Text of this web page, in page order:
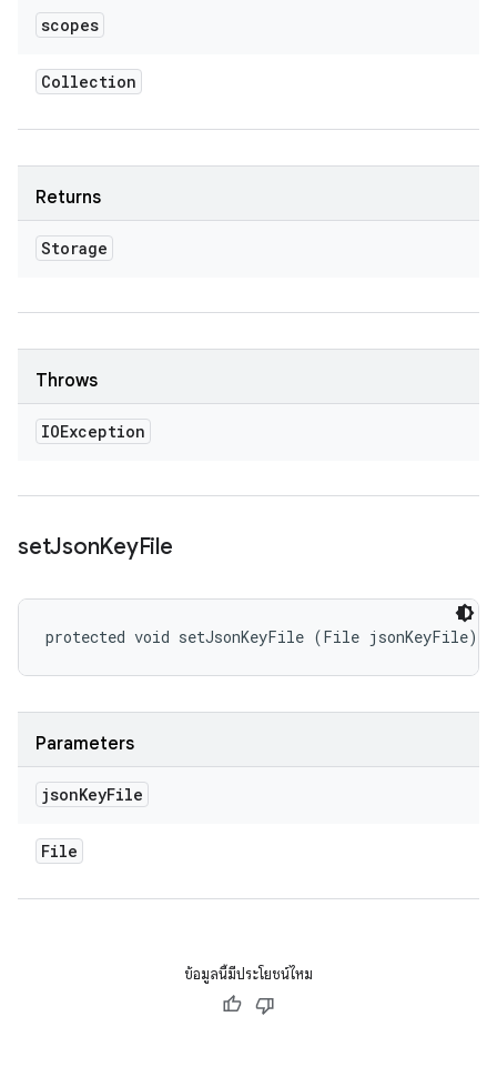
scopes
Collection
Returns
Storage
Throws
IOException
setJsonKeyFile
protected void setJsonKeyFile (File jsonKeyFile)
Parameters
jsonKeyFile
File
ข้อมูลนี้มีประโยชน์ไหม